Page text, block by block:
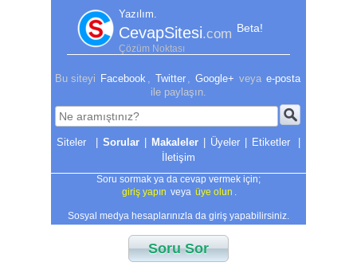
Yazılım.
CevapSitesi.com Beta!
Çözüm Noktası
Bu siteyi Facebook Twitter Google+ veya e-posta
ile paylaşın.
| Sorular | Makaleler | Üyeler | Etiketler
|
İletişim
Soru sormak ya da cevap vermek için;
giriş yapın veya üye olun
Sosyal medya hesaplarınızla da giriş yapabilirsiniz.
Soru Sor